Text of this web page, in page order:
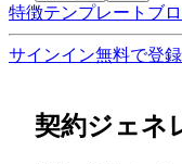
特徴テンプレート ブ
サインイン無料で登録
契約ジェネ